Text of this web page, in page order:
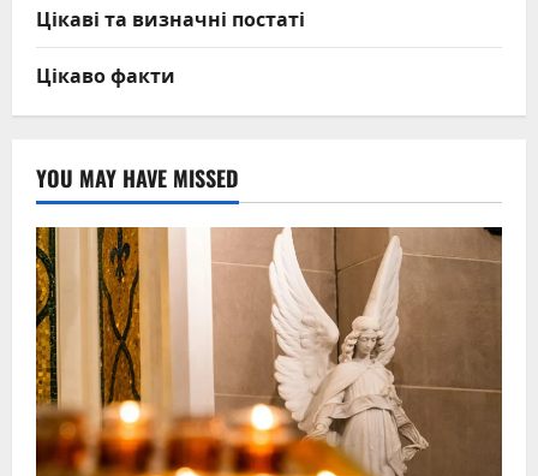
Цікаві та визначні постаті
Цікаво факти
YOU MAY HAVE MISSED